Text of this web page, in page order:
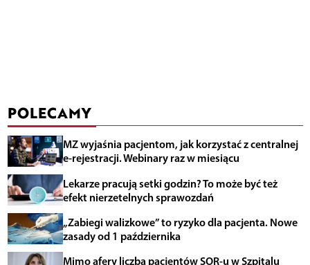
POLECAMY
MZ wyjaśnia pacjentom, jak korzystać z centralnej
e-rejestracji. Webinary raz w miesiącu
Lekarze pracują setki godzin? To może być też
efekt nierzetelnych sprawozdań
„Zabiegi walizkowe” to ryzyko dla pacjenta. Nowe
zasady od 1 października
Mimo afery liczba pacjentów SOR-u w Szpitalu